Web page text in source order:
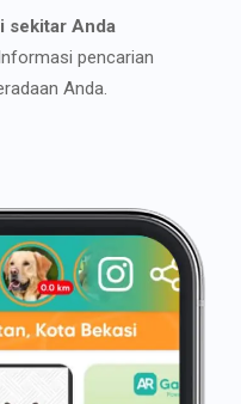
sekitar Anda
pencarian
Anda.